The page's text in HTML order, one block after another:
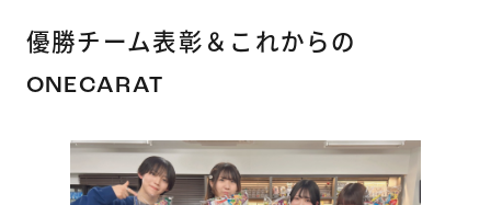
優勝チーム表彰＆これからの
ONECARAT